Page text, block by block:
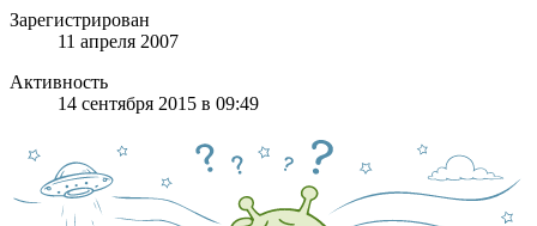
Зарегистрирован
11 апреля 2007
Активность
14 сентября 2015 в 09:49